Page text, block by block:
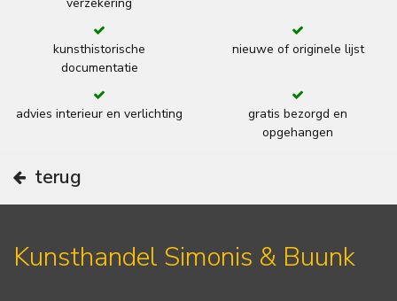
kunsthistorische
documentatie
nieuwe of originele lijst
advies interieur en verlichting
gratis bezorgd en
opgehangen
terug
Kunsthandel Simonis & Buunk